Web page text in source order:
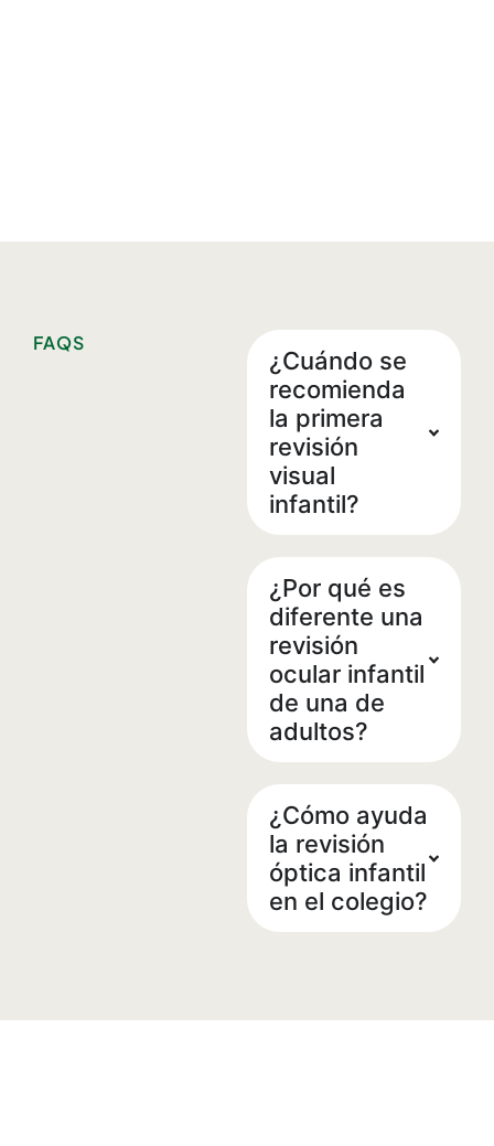
FAQS
¿Cuándo se
recomienda
la primera
revisión
visual
infantil?
¿Por qué es
diferente una
revisión
ocular infantil
de una de
adultos?
¿Cómo ayuda
la revisión
óptica infantil
en el colegio?